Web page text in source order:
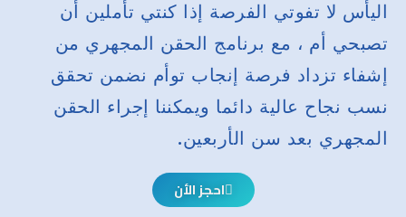
اليأس لا تفوتي الفرصة إذا كنتي تأملين أن
تصبحي أم ، مع برنامج الحقن المجهري من
إشفاء تزداد فرصة إنجاب توأم نضمن تحقق
نسب نجاح عالية دائما ويمكننا إجراء الحقن
المجهري بعد سن الأربعين.
احجز الأن